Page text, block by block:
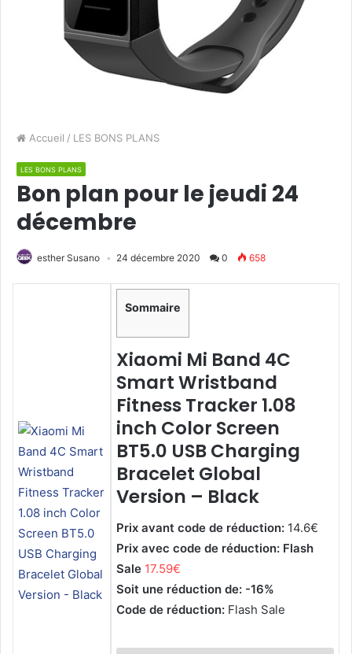
Accueil / LES BONS PLANS
LES BONS PLANS
Bon plan pour le jeudi 24
décembre
esther Susano 24 décembre 2020 0 658
Sommaire
Xiaomi Mi Band 4C
Smart Wristband
Fitness Tracker 1.08
inch Color Screen
BT5.0 USB Charging
Bracelet Global
Version – Black
Prix avant code de réduction: 14.6€
Prix avec code de réduction: Flash
Sale 17.59€
Soit une réduction de: -16%
Code de réduction: Flash Sale